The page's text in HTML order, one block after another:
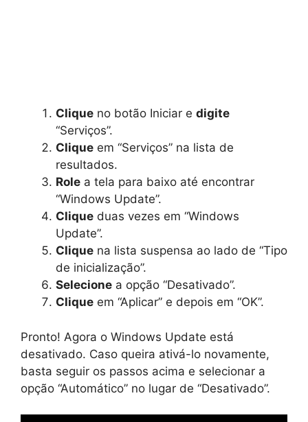
Clique no botão Iniciar e digite
“Serviços”.
Clique em “Serviços” na lista de
resultados.
Role a tela para baixo até encontrar
“Windows Update”.
Clique duas vezes em “Windows
Update”.
Clique na lista suspensa ao lado de “Tipo
de inicialização”.
Selecione a opção “Desativado”.
Clique em “Aplicar” e depois em “OK”.
Pronto! Agora o Windows Update está
desativado. Caso queira ativá-lo novamente,
basta seguir os passos acima e selecionar a
opção “Automático” no lugar de “Desativado”.